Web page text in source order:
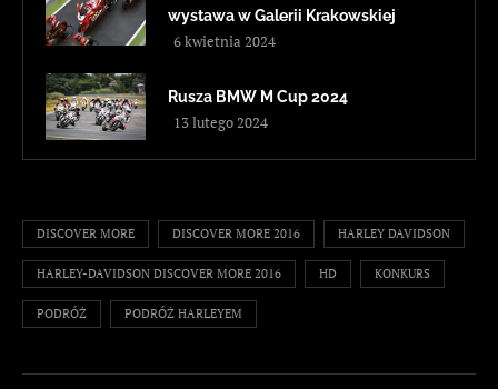
wystawa w Galerii Krakowskiej
6 kwietnia 2024
Rusza BMW M Cup 2024
13 lutego 2024
DISCOVER MORE DISCOVER MORE 2016 HARLEY DAVIDSON
HARLEY-DAVIDSON DISCOVER MORE 2016 HD KONKURS
PODRÓŻ PODRÓŻ HARLEYEM